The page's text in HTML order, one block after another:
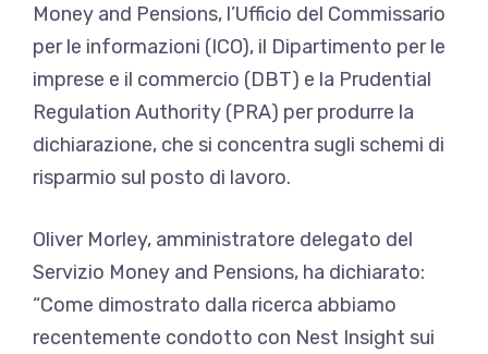
Money and Pensions, l’Ufficio del Commissario
per le informazioni (ICO), il Dipartimento per le
imprese e il commercio (DBT) e la Prudential
Regulation Authority (PRA) per produrre la
dichiarazione, che si concentra sugli schemi di
risparmio sul posto di lavoro.
Oliver Morley, amministratore delegato del
Servizio Money and Pensions, ha dichiarato:
“Come dimostrato dalla ricerca abbiamo
recentemente condotto con Nest Insight sui